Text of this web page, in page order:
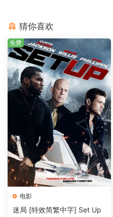
猜你喜欢
电影
迷局 [特效简繁中字] Set Up
免费